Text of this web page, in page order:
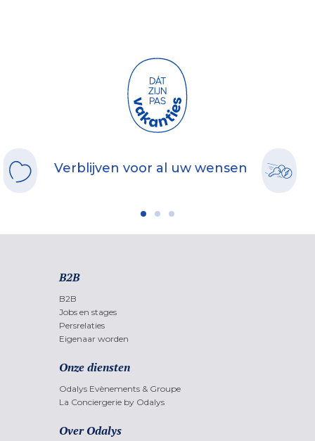
Verblijven voor al uw wensen
B2B
B2B
Jobs en stages
Persrelaties
Eigenaar worden
Onze diensten
Odalys Evènements & Groupe
La Conciergerie by Odalys
Over Odalys